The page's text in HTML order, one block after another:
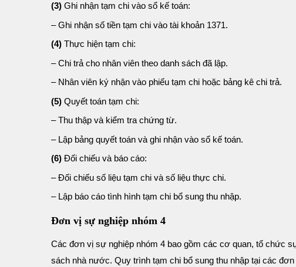
(3) Ghi nhận tạm chi vào sổ kế toán:
– Ghi nhận số tiền tạm chi vào tài khoản 1371.
(4) Thực hiện tạm chi:
– Chi trả cho nhân viên theo danh sách đã lập.
– Nhân viên ký nhận vào phiếu tạm chi hoặc bảng kê chi trả.
(5) Quyết toán tạm chi:
– Thu thập và kiểm tra chứng từ.
– Lập bảng quyết toán và ghi nhận vào sổ kế toán.
(6) Đối chiếu và báo cáo:
– Đối chiếu số liệu tạm chi và số liệu thực chi.
– Lập báo cáo tình hình tạm chi bổ sung thu nhập.
Đơn vị sự nghiệp nhóm 4
Các đơn vị sự nghiệp nhóm 4 bao gồm các cơ quan, tổ chức
sách nhà nước. Quy trình tạm chi bổ sung thu nhập tại các